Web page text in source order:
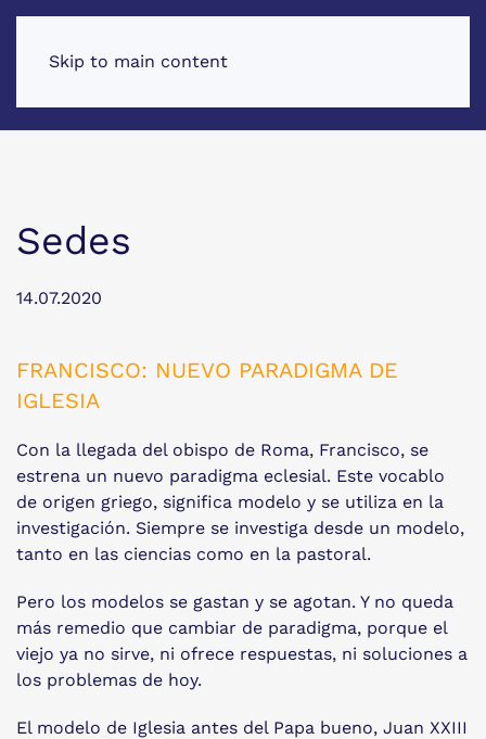
Skip to main content
Sedes
14.07.2020
FRANCISCO: NUEVO PARADIGMA DE
IGLESIA
Con la llegada del obispo de Roma, Francisco, se
estrena un nuevo paradigma eclesial. Este vocablo
de origen griego, significa modelo y se utiliza en la
investigación. Siempre se investiga desde un modelo,
tanto en las ciencias como en la pastoral.
Pero los modelos se gastan y se agotan. Y no queda
más remedio que cambiar de paradigma, porque el
viejo ya no sirve, ni ofrece respuestas, ni soluciones a
los problemas de hoy.
El modelo de Iglesia antes del Papa bueno, Juan XXIII